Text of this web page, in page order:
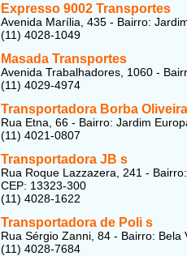
Expresso 9002 Transportes
Avenida Marília, 435 - Bairro:
(11) 4028-1049
Masada Transportes
Avenida Trabalhadores, 1060 -
(11) 4029-4974
Transportadora Borba Oliveira
Rua Etna, 66 - Bairro: Jardim
(11) 4021-0807
Transportadora JB s
Rua Roque Lazzazera, 241 -
CEP: 13323-300
(11) 4028-1622
Transportadora de Poli s
Rua Sérgio Zanni, 84 - Bairro: Bela
(11) 4028-7684